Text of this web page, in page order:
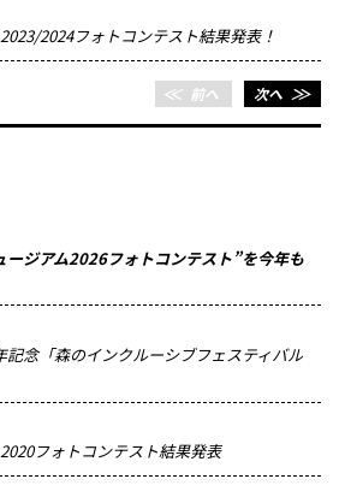
2024フォトコンテスト結果発表！
＜＜前へ 次へ＞＞
ージアム2026フォトコンテスト”を今年も
念「森のインクルーシブフェスティバル
フォトコンテスト結果発表